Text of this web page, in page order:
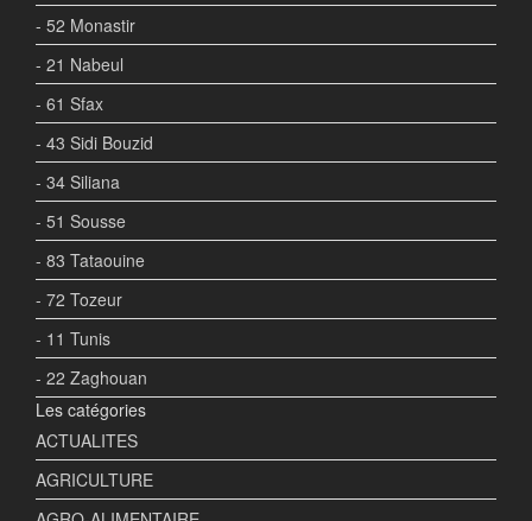
- 52 Monastir
- 21 Nabeul
- 61 Sfax
- 43 Sidi Bouzid
- 34 Siliana
- 51 Sousse
- 83 Tataouine
- 72 Tozeur
- 11 Tunis
- 22 Zaghouan
Les catégories
ACTUALITES
AGRICULTURE